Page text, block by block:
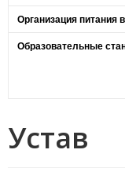
Организация питания
Образовательные
Устав